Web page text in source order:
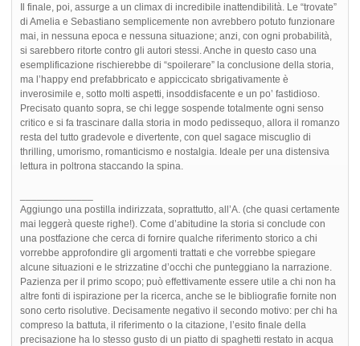
Il finale, poi, assurge a un climax di incredibile inattendibilità. Le “trovate”
di Amelia e Sebastiano semplicemente non avrebbero potuto funzionare
mai, in nessuna epoca e nessuna situazione; anzi, con ogni probabilità,
si sarebbero ritorte contro gli autori stessi. Anche in questo caso una
esemplificazione rischierebbe di “spoilerare” la conclusione della storia,
ma l’happy end prefabbricato e appiccicato sbrigativamente è
inverosimile e, sotto molti aspetti, insoddisfacente e un po’ fastidioso.
Precisato quanto sopra, se chi legge sospende totalmente ogni senso
critico e si fa trascinare dalla storia in modo pedissequo, allora il romanzo
resta del tutto gradevole e divertente, con quel sagace miscuglio di
thrilling, umorismo, romanticismo e nostalgia. Ideale per una distensiva
lettura in poltrona staccando la spina.
Aggiungo una postilla indirizzata, soprattutto, all’A. (che quasi certamente
mai leggerà queste righe!). Come d’abitudine la storia si conclude con
una postfazione che cerca di fornire qualche riferimento storico a chi
vorrebbe approfondire gli argomenti trattati e che vorrebbe spiegare
alcune situazioni e le strizzatine d’occhi che punteggiano la narrazione.
Pazienza per il primo scopo; può effettivamente essere utile a chi non ha
altre fonti di ispirazione per la ricerca, anche se le bibliografie fornite non
sono certo risolutive. Decisamente negativo il secondo motivo: per chi ha
compreso la battuta, il riferimento o la citazione, l’esito finale della
precisazione ha lo stesso gusto di un piatto di spaghetti restato in acqua